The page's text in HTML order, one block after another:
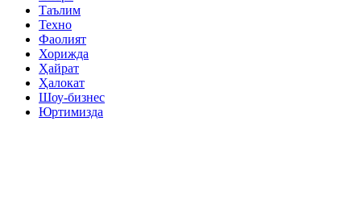
Таълим
Техно
Фаолият
Хорижда
Ҳайрат
Ҳалокат
Шоу-бизнес
Юртимизда